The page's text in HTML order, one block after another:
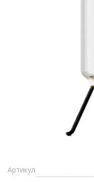
Артикул